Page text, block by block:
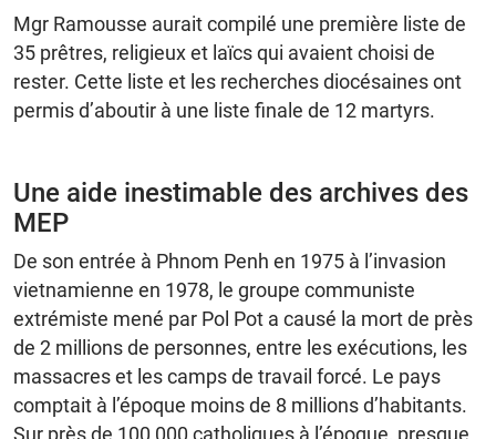
Mgr Ramousse aurait compilé une première liste de
35 prêtres, religieux et laïcs qui avaient choisi de
rester. Cette liste et les recherches diocésaines ont
permis d’aboutir à une liste finale de 12 martyrs.
Une aide inestimable des archives des
MEP
De son entrée à Phnom Penh en 1975 à l’invasion
vietnamienne en 1978, le groupe communiste
extrémiste mené par Pol Pot a causé la mort de près
de 2 millions de personnes, entre les exécutions, les
massacres et les camps de travail forcé. Le pays
comptait à l’époque moins de 8 millions d’habitants.
Sur près de 100 000 catholiques à l’époque, presque